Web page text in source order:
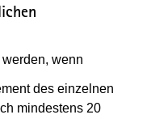
wenn
des einzelnen
mindestens 20